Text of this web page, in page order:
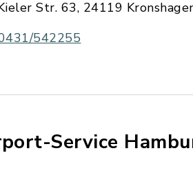
Str. 63, 24119
542255
Service